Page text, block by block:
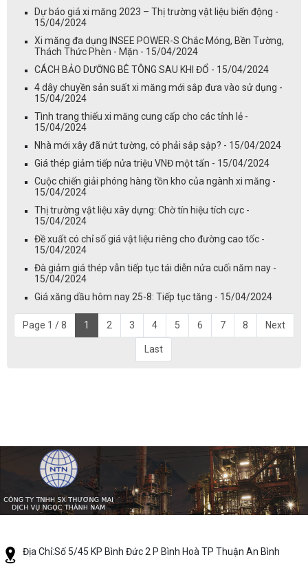
Dự báo giá xi măng 2023 – Thị trường vật liệu biến động -
15/04/2024
Xi măng đa dụng INSEE POWER-S Chắc Móng, Bền Tường,
Thách Thức Phèn - Mặn - 15/04/2024
CÁCH BẢO DƯỠNG BÊ TÔNG SAU KHI ĐỔ - 15/04/2024
4 dây chuyền sản suất xi măng mới sắp đưa vào sử dụng -
15/04/2024
Tình trang thiếu xi măng cung cấp cho các tỉnh lẻ -
15/04/2024
Nhà mới xây đã nứt tường, có phải sắp sập? - 15/04/2024
Giá thép giảm tiếp nửa triệu VNĐ một tấn - 15/04/2024
Cuộc chiến giải phóng hàng tồn kho của ngành xi măng -
15/04/2024
Thị trường vật liệu xây dựng: Chờ tín hiệu tích cực -
15/04/2024
Đề xuất có chỉ số giá vật liệu riêng cho đường cao tốc -
15/04/2024
Đà giảm giá thép vẫn tiếp tục tái diễn nửa cuối năm nay -
15/04/2024
Giá xăng dầu hôm nay 25-8: Tiếp tục tăng - 15/04/2024
Page 1 / 8 1 2 3 4 5 6 7 8 Next
Last
Địa Chỉ:Số 5/45 KP Bình Đức 2 P Bình Hoà TP Thuận An Bình